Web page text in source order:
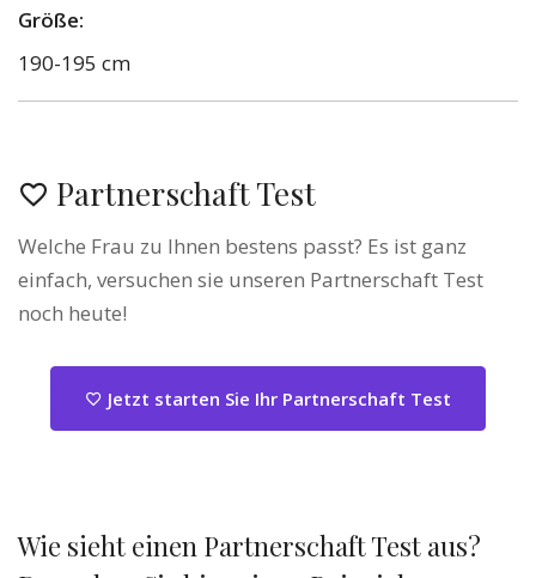
Größe:
190-195 cm
Partnerschaft Test
Welche Frau zu Ihnen bestens passt? Es ist ganz
einfach, versuchen sie unseren Partnerschaft Test
noch heute!
Jetzt starten Sie Ihr Partnerschaft Test
Wie sieht einen Partnerschaft Test aus?